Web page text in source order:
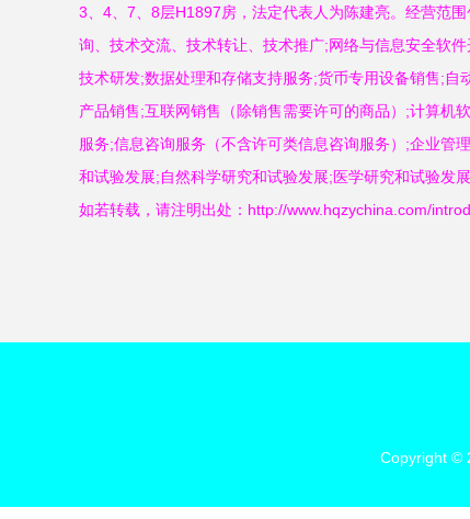
3、4、7、8层H1897房，法定代表人为陈建亮。经营范
询、技术交流、技术转让、技术推广;网络与信息安全软
技术研发;数据处理和存储支持服务;货币专用设备销售;自
产品销售;互联网销售（除销售需要许可的商品）;计算机
服务;信息咨询服务（不含许可类信息咨询服务）;企业管
和试验发展;自然科学研究和试验发展;医学研究和试验发
如若转载，请注明出处：http://www.hqzychina.com/
Copyright ©